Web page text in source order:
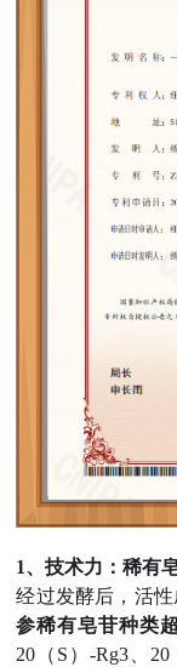
1、技术力：稀有
经过发酵后，活性
参稀有皂苷种类
20（S）-Rg3、20